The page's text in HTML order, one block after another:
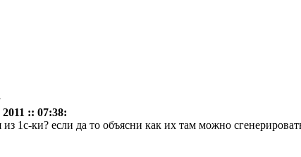
:: 07:38:
1с-ки? если да то объясни как их там можно